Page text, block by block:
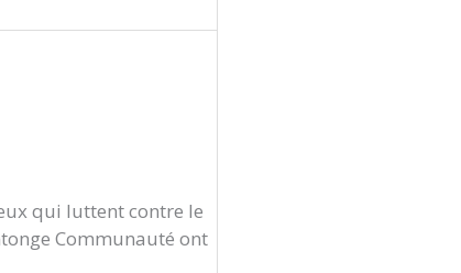
qui luttent contre le
Communauté ont